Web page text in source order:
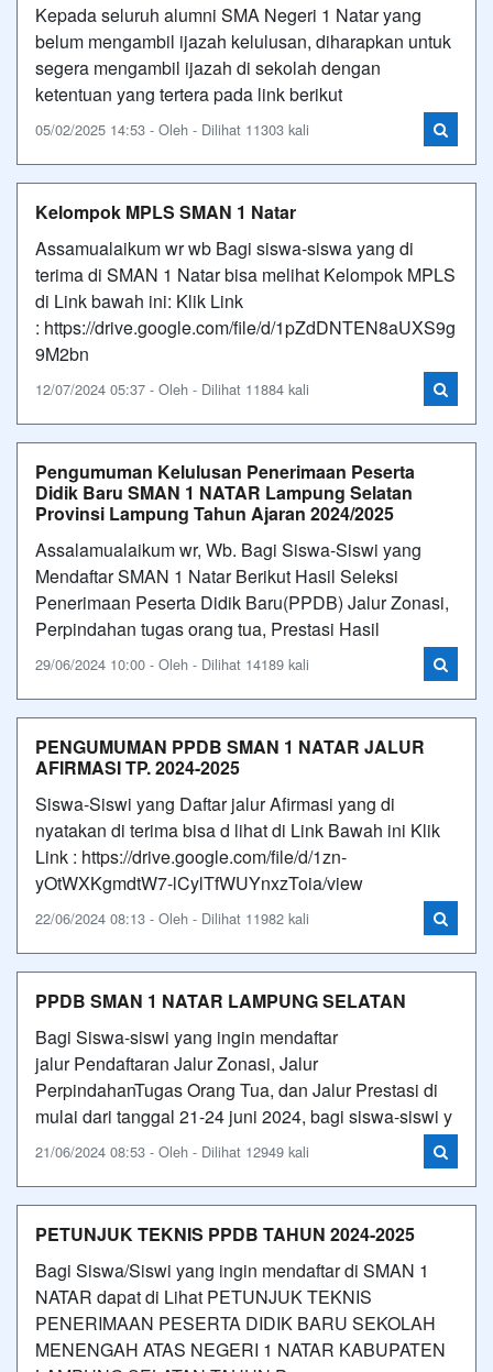
Kepada seluruh alumni SMA Negeri 1 Natar yang
belum mengambil ijazah kelulusan, diharapkan untuk
segera mengambil ijazah di sekolah dengan
ketentuan yang tertera pada link berikut
05/02/2025 14:53 - Oleh - Dilihat 11303 kali
Kelompok MPLS SMAN 1 Natar
Assamualaikum wr wb Bagi siswa-siswa yang di
terima di SMAN 1 Natar bisa melihat Kelompok MPLS
di Link bawah ini: Klik Link
: https://drive.google.com/file/d/1pZdDNTEN8aUXS9g
9M2bn
12/07/2024 05:37 - Oleh - Dilihat 11884 kali
Pengumuman Kelulusan Penerimaan Peserta
Didik Baru SMAN 1 NATAR Lampung Selatan
Provinsi Lampung Tahun Ajaran 2024/2025
Assalamualaikum wr, Wb. Bagi Siswa-Siswi yang
Mendaftar SMAN 1 Natar Berikut Hasil Seleksi
Penerimaan Peserta Didik Baru(PPDB) Jalur Zonasi,
Perpindahan tugas orang tua, Prestasi Hasil
29/06/2024 10:00 - Oleh - Dilihat 14189 kali
PENGUMUMAN PPDB SMAN 1 NATAR JALUR
AFIRMASI TP. 2024-2025
Siswa-Siswi yang Daftar jalur Afirmasi yang di
nyatakan di terima bisa d lihat di Link Bawah ini Klik
Link : https://drive.google.com/file/d/1zn-
yOtWXKgmdtW7-lCylTfWUYnxzToia/view
22/06/2024 08:13 - Oleh - Dilihat 11982 kali
PPDB SMAN 1 NATAR LAMPUNG SELATAN
Bagi Siswa-siswi yang ingin mendaftar
jalur Pendaftaran Jalur Zonasi, Jalur
PerpindahanTugas Orang Tua, dan Jalur Prestasi di
mulai dari tanggal 21-24 juni 2024, bagi siswa-siswi y
21/06/2024 08:53 - Oleh - Dilihat 12949 kali
PETUNJUK TEKNIS PPDB TAHUN 2024-2025
Bagi Siswa/Siswi yang ingin mendaftar di SMAN 1
NATAR dapat di Lihat PETUNJUK TEKNIS
PENERIMAAN PESERTA DIDIK BARU SEKOLAH
MENENGAH ATAS NEGERI 1 NATAR KABUPATEN